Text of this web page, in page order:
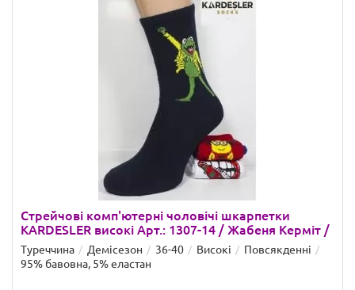
Стрейчові комп'ютерні чоловічі шкарпетки
KARDESLER високі Арт.: 1307-14 / Жабеня Керміт /
Туреччина Демісезон 36-40 Високі
Повсякденні
95% бавовна, 5% еластан